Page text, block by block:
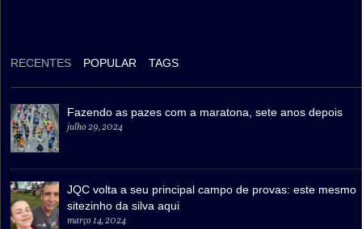
RECENTES POPULAR TAGS
Fazendo as pazes com a maratona, sete anos depois
julho 29, 2024
JQC volta a seu principal campo de provas: este mesmo
sitezinho da silva aqui
março 14, 2024